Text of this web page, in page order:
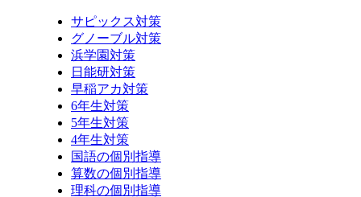
サピックス対策
グノーブル対策
浜学園対策
日能研対策
早稲アカ対策
6年生対策
5年生対策
4年生対策
国語の個別指導
算数の個別指導
理科の個別指導